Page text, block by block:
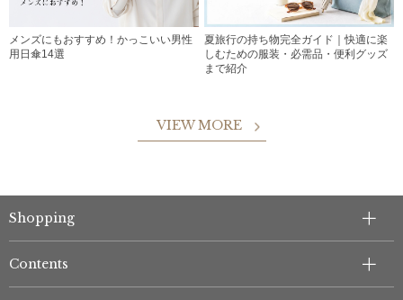
メンズにもおすすめ！かっこいい男性
用日傘14選
夏旅行の持ち物完全ガイド｜快適に楽
しむための服装・必需品・便利グッズ
まで紹介
VIEW MORE
Shopping
Contents